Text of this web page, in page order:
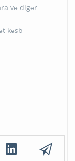
və digər
kəsb